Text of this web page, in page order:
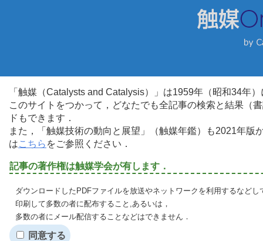
「触媒（Catalysts and Catalysis）」は1959年（昭和34年
このサイトをつかって，どなたでも全記事の検索と結果（
ドもできます．
また，「触媒技術の動向と展望」（触媒年鑑）も2021年
はこちら をご参照ください．
記事の著作権は触媒学会が有します．
ダウンロードしたPDFファイルを放送やネットワークを利用するなど
印刷して多数の者に配布すること,あるいは，
多数の者にメール配信することなどはできません．
同意する